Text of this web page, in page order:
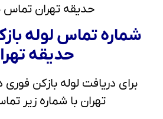
حدیقه تهران تماس
شماره تماس لوله
حدیقه
برای دریافت لوله بازکن
تهران با شماره زیر